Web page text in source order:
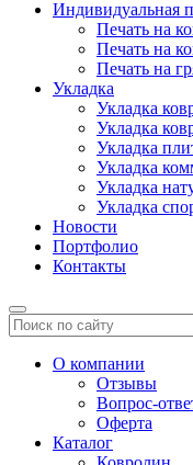
Индивидуальная
Печать на
Печать на
Печать на
Укладка
Укладка
Укладка
Укладка
Укладка
Укладка
Укладка
Новости
Портфолио
Контакты
О компании
Отзывы
Вопрос-
Оферта
Каталог